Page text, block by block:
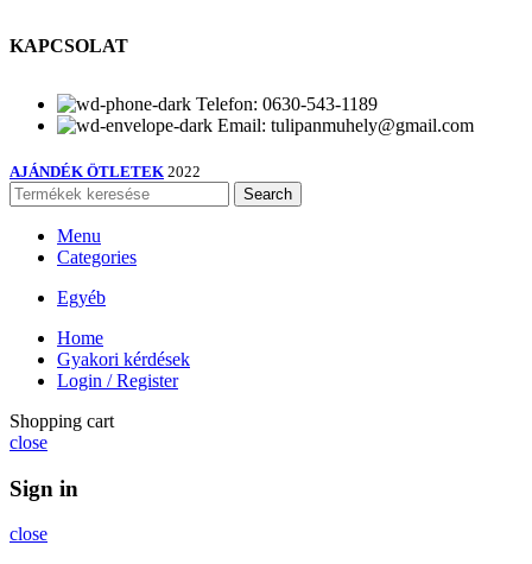
KAPCSOLAT
Telefon: 0630-543-1189
Email: tulipanmuhely@gmail.com
AJÁNDÉK ÖTLETEK 2022
Search
Menu
Categories
Egyéb
Home
Gyakori kérdések
Login / Register
Shopping cart
close
Sign in
close